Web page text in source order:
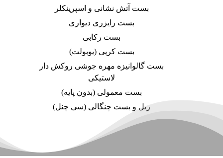
بست آتش نشانی و اسپرینکلر
بست رایزری دیواری
بست رکابی
بست کرپی (یوبولت)
بست گالوانیزه مهره جوشی روکش دار
لاستیکی
بست معمولی (بدون پایه)
ریل و بست چنگالی (سی چنل)